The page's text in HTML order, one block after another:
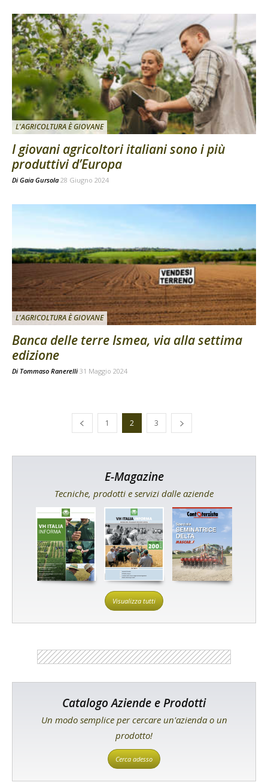
L'AGRICOLTURA È GIOVANE
I giovani agricoltori italiani sono i più
produttivi d’Europa
Di Gaia Gursola 28 Giugno 2024
L'AGRICOLTURA È GIOVANE
Banca delle terre Ismea, via alla settima
edizione
Di Tommaso Ranerelli 31 Maggio 2024
1 2 3
E-Magazine
Tecniche, prodotti e servizi dalle aziende
Visualizza tutti
Catalogo Aziende e Prodotti
Un modo semplice per cercare un'azienda o un
prodotto!
Cerca adesso